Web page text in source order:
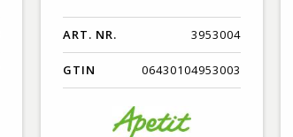
ART. NR. 3953004
GTIN 06430104953003